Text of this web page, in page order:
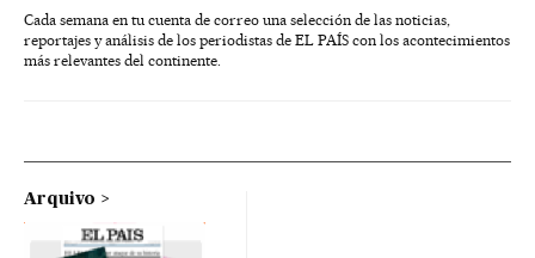
Cada semana en tu cuenta de correo una selección de las noticias,
reportajes y análisis de los periodistas de EL PAÍS con los acontecimientos
más relevantes del continente.
Arquivo